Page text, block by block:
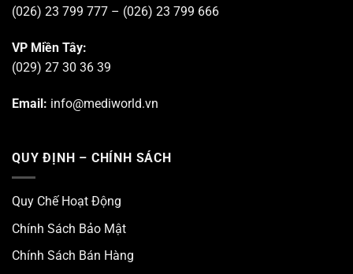
(026) 23 799 777 – (026) 23 799 666
VP Miền Tây:
(029) 27 30 36 39
Email: info@mediworld.vn
QUY ĐỊNH – CHÍNH SÁCH
Quy Chế Hoạt Động
Chính Sách Bảo Mật
Chính Sách Bán Hàng